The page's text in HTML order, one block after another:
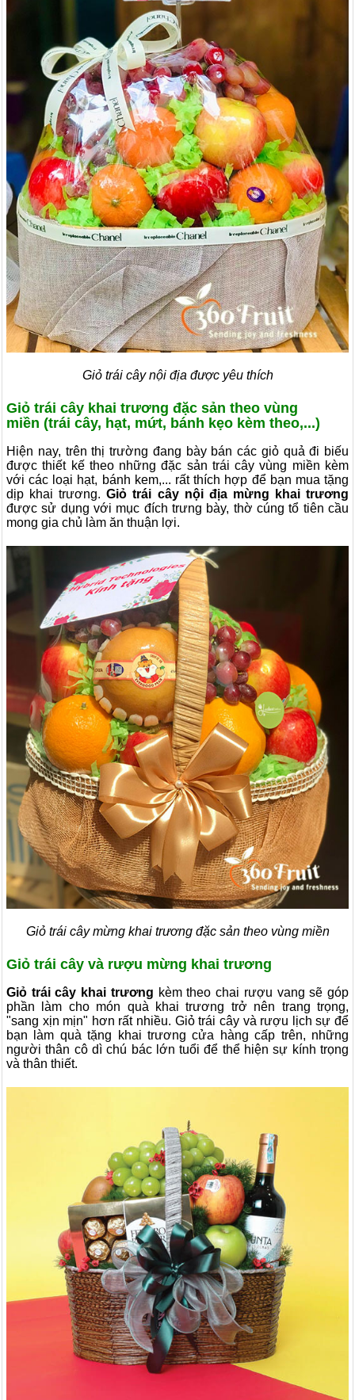
Giỏ trái cây nội địa được yêu thích
Giỏ trái cây khai trương đặc sản theo vùng
miền (trái cây, hạt, mứt, bánh kẹo kèm theo,...)
Hiện nay, trên thị trường đang bày bán các giỏ quả đi biếu
được thiết kế theo những đặc sản trái cây vùng miền kèm
với các loại hạt, bánh kem,... rất thích hợp để bạn mua tặng
dịp khai trương.Giỏ trái cây nội địa mừng khai trương
được sử dụng với mục đích trưng bày, thờ cúng tổ tiên cầu
mong gia chủ làm ăn thuận lợi.
Giỏ trái cây mừng khai trương đặc sản theo vùng miền
Giỏ trái cây và rượu mừng khai trương
Giỏ trái cây khai trương kèm theo chai rượu vang sẽ góp
phần làm cho món quà khai trương trở nên trang trọng,
"sang xịn mịn" hơn rất nhiều. Giỏ trái cây và rượu lịch sự để
bạn làm quà tặng khai trương cửa hàng cấp trên, những
người thân cô dì chú bác lớn tuổi để thể hiện sự kính trọng
và thân thiết.